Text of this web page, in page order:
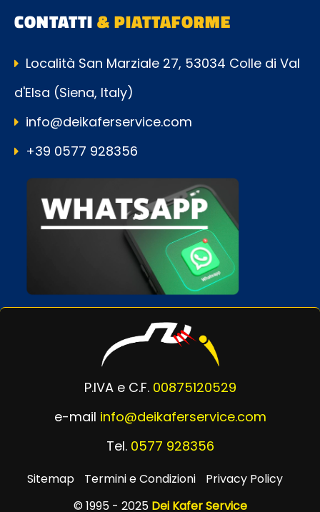
CONTATTI& PIATTAFORME
Località San Marziale 27, 53034 Colle di Val
d'Elsa (Siena, Italy)
info@deikaferservice.com
+39 0577 928356
P.IVA e C.F. 00875120529
e-mail info@deikaferservice.com
Tel. 0577 928356
Sitemap Termini e Condizioni
Privacy Policy
© 1995 - 2025 Dei Kafer Service